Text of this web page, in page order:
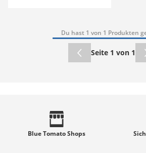
Du hast 1 von 1 Produkten
Seite 1 von 1
Blue TomatoShops